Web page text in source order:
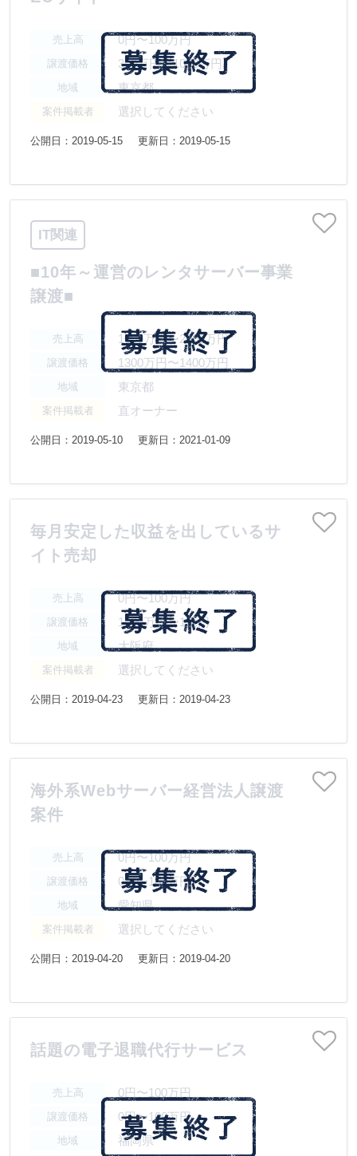
売上高 0円〜100万円
譲渡価格 300万円〜1000万円
地域 東京都
案件掲載者 選択してください
公開日：2019-05-15 更新日：2019-05-15
IT関連
■10年～運営のレンタサーバー事業
譲渡■
売上高 1000万円〜2000万円
譲渡価格 1300万円〜1400万円
地域 東京都
案件掲載者 直オーナー
公開日：2019-05-10 更新日：2021-01-09
毎月安定した収益を出しているサ
イト売却
売上高 0円〜100万円
譲渡価格 1000万円〜1億円
地域 大阪府
案件掲載者 選択してください
公開日：2019-04-23 更新日：2019-04-23
海外系Webサーバー経営法人譲渡
案件
売上高 0円〜100万円
譲渡価格 0円〜100万円
地域 愛知県
案件掲載者 選択してください
公開日：2019-04-20 更新日：2019-04-20
話題の電子退職代行サービス
売上高 0円〜100万円
譲渡価格 0円〜100万円
地域 福岡県